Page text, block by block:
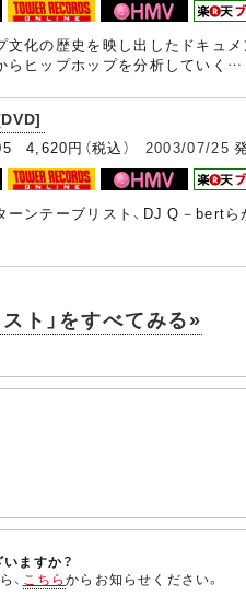
文化の歴史を映し出したドキュメ
らヒップホップを分析していく…
4,620円（税込） 2003/07/25
ーンテーブリスト、DJ Q－bert
ト」をすべてみる»
ますか？
、 こちらからお知らせください。